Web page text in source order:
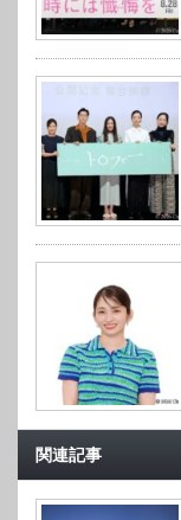
関連記事